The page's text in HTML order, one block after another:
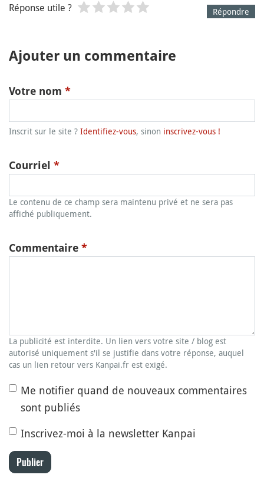
Répondre
Réponse utile ?
Ajouter un commentaire
Votre nom *
Inscrit sur le site ? Identifiez-vous, sinon inscrivez-vous !
Courriel *
Le contenu de ce champ sera maintenu privé et ne sera pas
affiché publiquement.
Commentaire *
La publicité est interdite. Un lien vers votre site / blog est
autorisé uniquement s'il se justifie dans votre réponse, auquel
cas un lien retour vers Kanpai.fr est exigé.
Me notifier quand de nouveaux commentaires
sont publiés
Inscrivez-moi à la newsletter Kanpai
Publier